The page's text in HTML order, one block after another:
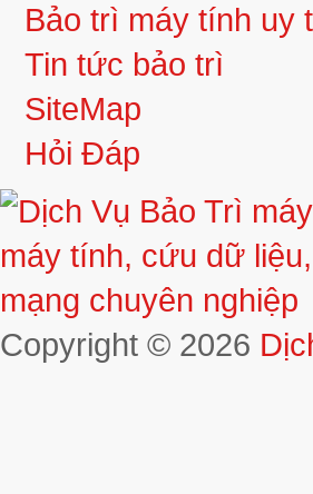
Bảo trì máy tính uy
Tin tức bảo trì
SiteMap
Hỏi Đáp
Copyright © 2026